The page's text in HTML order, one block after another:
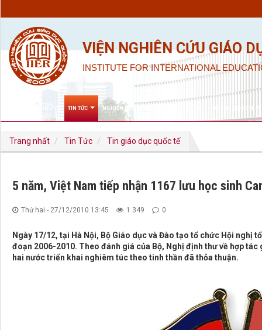
VIỆN NGHIÊN CỨU GIÁO
INSTITUTE FOR INTERNATIONAL
TIN TỨC NGHIÊN CỨU KHOA HỌC & ĐÀO TẠO HỢP TÁC QUỐC TẾ
Trang nhất Tin Tức Tin giáo dục quốc tế
5 năm, Việt Nam tiếp nhận 1167 lưu học sinh
Thứ hai - 27/12/2010 13:45 1.349 0
Ngày 17/12, tại Hà Nội, Bộ Giáo dục và Đào tạo tổ chức Hội nghị
đoạn 2006-2010. Theo đánh giá của Bộ, Nghị định thư về hợp
hai nước triển khai nghiêm túc theo tinh thần đã thỏa thuận.